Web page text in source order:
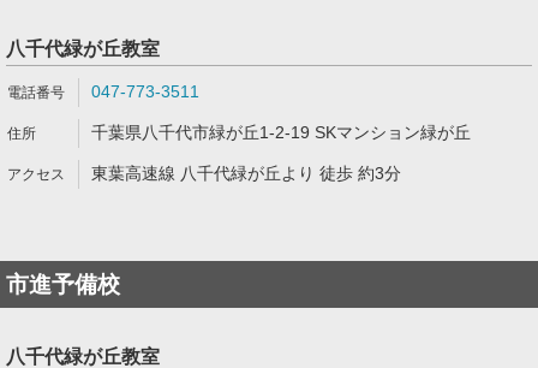
八千代緑が丘教室
047-773-3511
千葉県八千代市緑が丘1-2-19 SKマンション緑が丘
東葉高速線 八千代緑が丘より 徒歩 約3分
市進予備校
八千代緑が丘教室